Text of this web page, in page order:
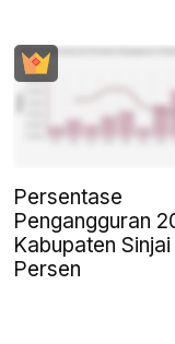
Persentase
Pengangguran
Kabupaten Sinjai
Persen